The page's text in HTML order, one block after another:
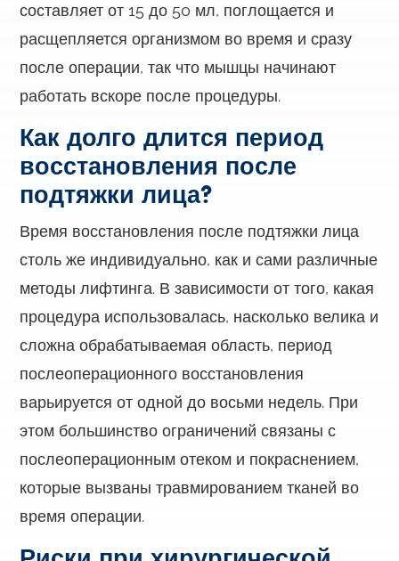
составляет от 15 до 50 мл, поглощается и
расщепляется организмом во время и сразу
после операции, так что мышцы начинают
работать вскоре после процедуры.
Как долго длится период
восстановления после
подтяжки лица?
Время восстановления после подтяжки лица
столь же индивидуально, как и сами различные
методы лифтинга. В зависимости от того, какая
процедура использовалась, насколько велика и
сложна обрабатываемая область, период
послеоперационного восстановления
варьируется от одной до восьми недель. При
этом большинство ограничений связаны с
послеоперационным отеком и покраснением,
которые вызваны травмированием тканей во
время операции.